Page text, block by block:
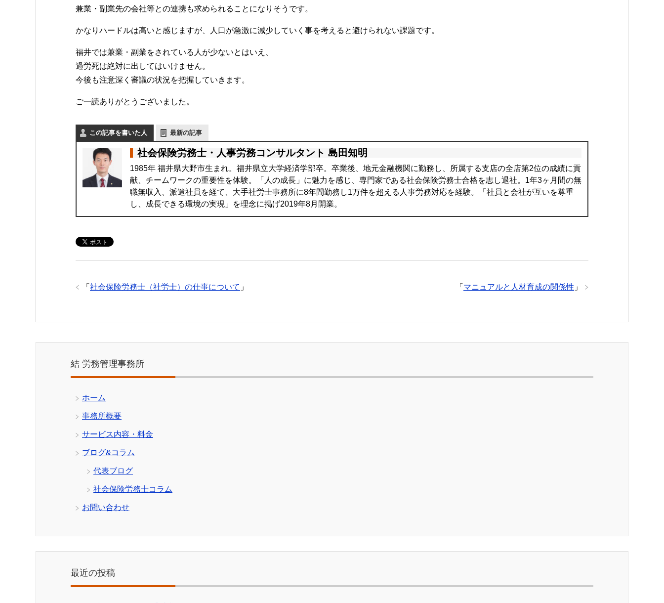
兼業・副業先の会社等との連携も求められることになりそうです。
かなりハードルは高いと感じますが、人口が急激に減少していく事を考えると避けられない課題です。
福井では兼業・副業をされている人が少ないとはいえ、
過労死は絶対に出してはいけません。
今後も注意深く審議の状況を把握していきます。
ご一読ありがとうございました。
この記事を書いた人 最新の記事
社会保険労務士・人事労務コンサルタント 島田知明
1985年 福井県大野市生まれ。福井県立大学経済学部卒。卒業後、地元金融機関に勤務し、所属する支店の全店第2位の成績に貢
献、チームワークの重要性を体験。「人の成長」に魅力を感じ、専門家である社会保険労務士合格を志し退社。1年3ヶ月間の無
職無収入、派遣社員を経て、大手社労士事務所に8年間勤務し1万件を超える人事労務対応を経験。「社員と会社が互いを尊重
し、成長できる環境の実現」を理念に掲げ2019年8月開業。
「 マニュアルと人材育成の関係性 」
「 社会保険労務士（社労士）の仕事について 」
結 労務管理事務所
ホーム
事務所概要
サービス内容・料金
ブログ&コラム
代表ブログ
社会保険労務士コラム
お問い合わせ
最近の投稿